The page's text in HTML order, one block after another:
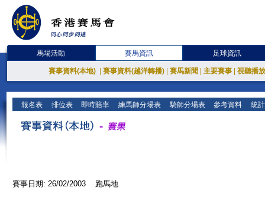
馬場活動 賽馬資訊 足球資訊
賽事資料(本地) 賽事資料(越洋轉播) 賽馬新聞 主要賽事 視聽播
報名表 排位表 即時賠率 練馬師分場表 騎師分場表 參考資料 統
賽事日期: 26/02/2003 跑馬地